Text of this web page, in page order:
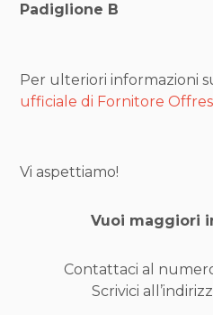
Padiglione B
Per ulteriori informazioni
ufficiale di Fornitore
Vi aspettiamo!
Vuoi maggiori
Contattaci al
Scrivici